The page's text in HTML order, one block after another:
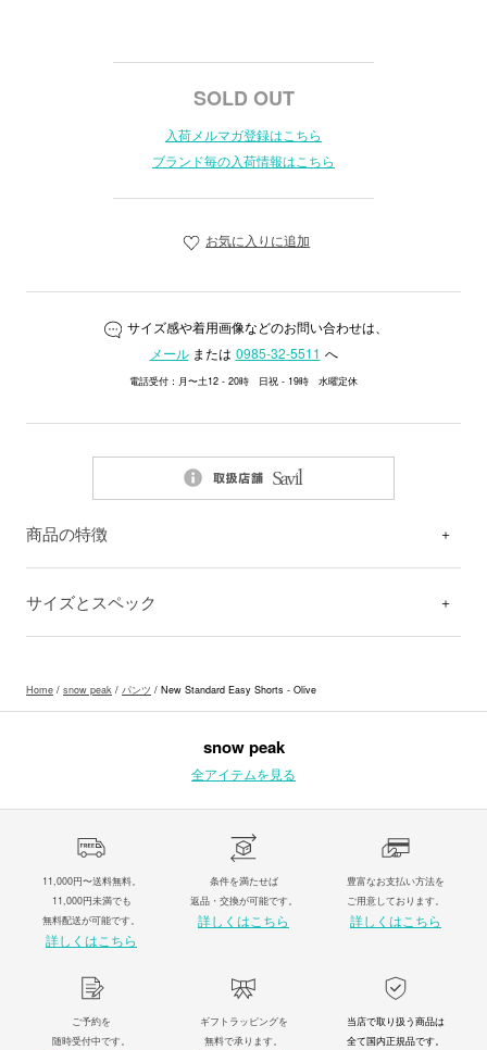
SOLD OUT
入荷メルマガ登録はこちら
ブランド毎の入荷情報はこちら
お気に入りに追加
サイズ感や着用画像などのお問い合わせは、
メールまたは 0985-32-5511 へ
電話受付：月〜土12 - 20時 日祝 - 19時 水曜定休
商品の特徴
サイズとスペック
Home / snow peak / パンツ / New Standard Easy Shorts - Olive
snow peak
全アイテムを見る
11,000円〜送料無料。
11,000円未満でも
無料配送が可能です。
詳しくはこちら
条件を満たせば
返品・交換が可能です。
詳しくはこちら
豊富なお支払い方法を
ご用意しております。
詳しくはこちら
ご予約を
随時受付中です。
ギフトラッピングを
無料で承ります。
当店で取り扱う商品は
全て国内正規品です。